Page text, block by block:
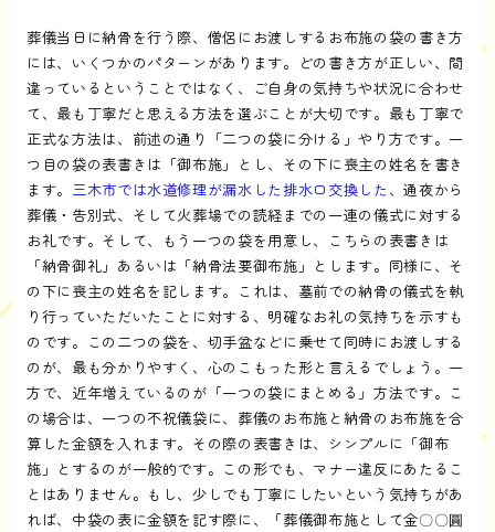
葬儀当日に納骨を行う際、僧侶にお渡しするお布施の袋の書き方
には、いくつかのパターンがあります。どの書き方が正しい、間
違っているということではなく、ご自身の気持ちや状況に合わせ
て、最も丁寧だと思える方法を選ぶことが大切です。最も丁寧で
正式な方法は、前述の通り「二つの袋に分ける」やり方です。一
つ目の袋の表書きは「御布施」とし、その下に喪主の姓名を書き
ます。 三木市では水道修理が漏水した排水口交換した、通夜から
葬儀・告別式、そして火葬場での読経までの一連の儀式に対する
お礼です。そして、もう一つの袋を用意し、こちらの表書きは
「納骨御礼」あるいは「納骨法要御布施」とします。同様に、そ
の下に喪主の姓名を記します。これは、墓前での納骨の儀式を執
り行っていただいたことに対する、明確なお礼の気持ちを示すも
のです。この二つの袋を、切手盆などに乗せて同時にお渡しする
のが、最も分かりやすく、心のこもった形と言えるでしょう。一
方で、近年増えているのが「一つの袋にまとめる」方法です。こ
の場合は、一つの不祝儀袋に、葬儀のお布施と納骨のお布施を合
算した金額を入れます。その際の表書きは、シンプルに「御布
施」とするのが一般的です。この形でも、マナー違反にあたるこ
とはありません。もし、少しでも丁寧にしたいという気持ちがあ
れば、中袋の表に金額を記す際に、「葬儀御布施として金〇〇圓